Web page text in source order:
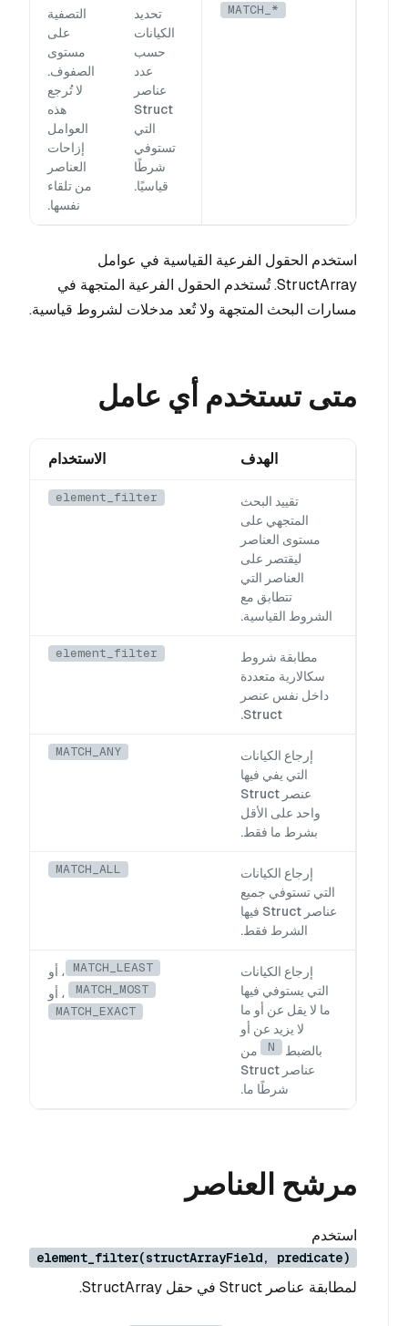
MATCH_*
تحديد
الكيانات
حسب
عدد
عناصر
Struct
التي
تستوفي
شرطًا
قياسيًا.
التصفية
على
مستوى
الصفوف.
لا تُرجع
هذه
العوامل
إزاحات
العناصر
من تلقاء
نفسها.
استخدم الحقول الفرعية القياسية في عوامل
StructArray. تُستخدم الحقول الفرعية المتجهة في
مسارات البحث المتجهة ولا تُعد مدخلات لشروط قياسية.
متى تستخدم أي عامل
الهدف الاستخدام
تقييد البحث
المتجهي على
مستوى العناصر
ليقتصر على
العناصر التي
تتطابق مع
الشروط القياسية.
element_filter
مطابقة شروط
سكالارية متعددة
داخل نفس عنصر
Struct.
element_filter
إرجاع الكيانات
التي يفي فيها
عنصر Struct
واحد على الأقل
بشرط ما فقط.
MATCH_ANY
إرجاع الكيانات
التي تستوفي جميع
عناصر Struct فيها
الشرط فقط.
MATCH_ALL
إرجاع الكيانات
التي يستوفي فيها
ما لا يقل عن أو ما
لا يزيد عن أو
بالضبط
N
من
عناصر Struct
شرطًا ما.
MATCH_LEAST ، أو
MATCH_MOST ، أو
MATCH_EXACT
مرشح العناصر
استخدم
element_filter(structArrayField, predicate)
لمطابقة عناصر Struct في حقل StructArray.